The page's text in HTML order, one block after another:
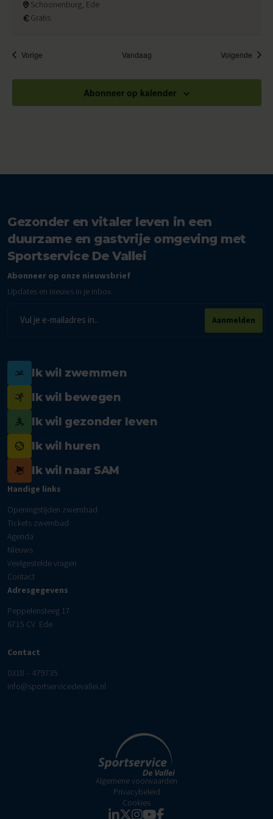
Schoonenburg, Ede
Gratis
VorigeEvenementen Vandaag Volgende
Abonneer op kalender
Gezonder en vitaler leven in een
duurzame en gastvrije omgeving met
Sportservice De Vallei
Abonneer op onze nieuwsbrief
Updates en nieuws in je inbox.
mailadres
Aanmelden
Ik wil zwemmen
Ik wil bewegen
Ik wil gezonder leven
Ik wil huren
Ik wil naar SAM
Handige links
Openingstijden zwembad
Tickets zwembad
Agenda
Nieuws
Veelgestelde vragen
Contact
Adresgegevens
Peppelensteeg 17
6715 CV Ede
Contact
0318 – 479735
info@sportservicedevallei.nl
Algemene voorwaarden
Privacybeleid
Cookies